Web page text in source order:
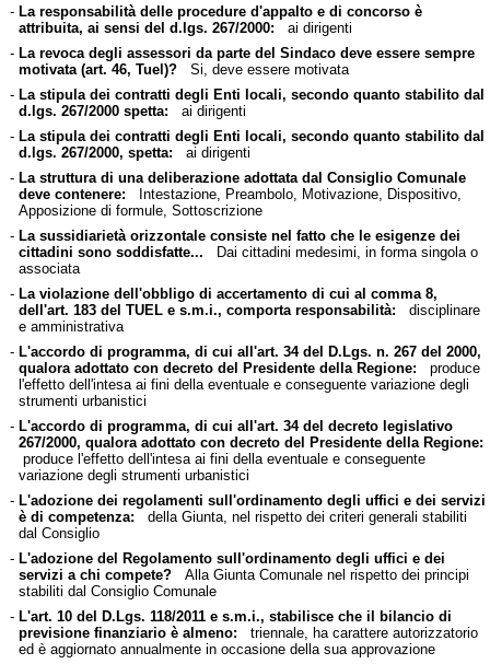
- La responsabilità delle procedure d'appalto e di concorso è
attribuita, ai sensi del d.lgs. 267/2000: ai dirigenti
- La revoca degli assessori da parte del Sindaco deve essere sempre
motivata (art. 46, Tuel)?Si, deve essere motivata
- La stipula dei contratti degli Enti locali, secondo quanto stabilito dal
d.lgs. 267/2000 spetta: ai dirigenti
- La stipula dei contratti degli Enti locali, secondo quanto stabilito dal
d.lgs. 267/2000, spetta: ai dirigenti
- La struttura di una deliberazione adottata dal Consiglio Comunale
deve contenere: Intestazione, Preambolo, Motivazione, Dispositivo,
Apposizione di formule, Sottoscrizione
- La sussidiarietà orizzontale consiste nel fatto che le esigenze dei
cittadini sono soddisfatte... Dai cittadini medesimi, in forma singola o
associata
- La violazione dell'obbligo di accertamento di cui al comma 8,
dell'art. 183 del TUEL e s.m.i., comporta responsabilità: disciplinare
e amministrativa
- L'accordo di programma, di cui all'art. 34 del D.Lgs. n. 267 del 2000,
qualora adottato con decreto del Presidente della Regione: produce
l'effetto dell'intesa ai fini della eventuale e conseguente variazione degli
strumenti urbanistici
- L'accordo di programma, di cui all'art. 34 del decreto legislativo
267/2000, qualora adottato con decreto del Presidente della Regione:
produce l'effetto dell'intesa ai fini della eventuale e conseguente
variazione degli strumenti urbanistici
- L'adozione dei regolamenti sull'ordinamento degli uffici e dei servizi
è di competenza: della Giunta, nel rispetto dei criteri generali stabiliti
dal Consiglio
- L'adozione del Regolamento sull'ordinamento degli uffici e dei
servizi a chi compete?Alla Giunta Comunale nel rispetto dei principi
stabiliti dal Consiglio Comunale
- L'art. 10 del D.Lgs. 118/2011 e s.m.i., stabilisce che il bilancio di
previsione finanziario è almeno: triennale, ha carattere autorizzatorio
ed è aggiornato annualmente in occasione della sua approvazione